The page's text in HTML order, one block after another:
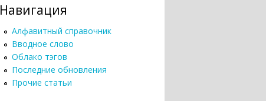
Навигация
Алфавитный справочник
Вводное слово
Облако тэгов
Последние обновления
Прочие статьи